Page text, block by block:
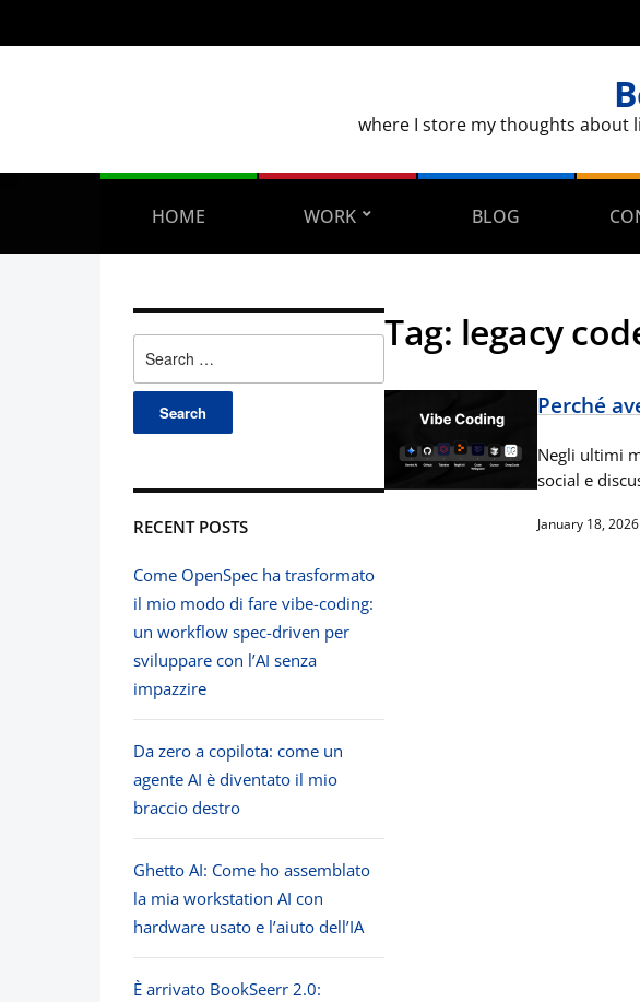
where I store my thoughts about
HOME WORK BLOG
for:
RECENT POSTS
Come OpenSpec ha trasformato
il mio modo di fare vibe-coding:
un workflow spec-driven per
sviluppare con l’AI senza
impazzire
Da zero a copilota: come un
agente AI è diventato il mio
braccio destro
Ghetto AI: Come ho assemblato
la mia workstation AI con
hardware usato e l’aiuto dell’IA
È arrivato BookSeerr 2.0:
Tag: legacy
Perché
Negli ultimi
social e
January 18, 2026